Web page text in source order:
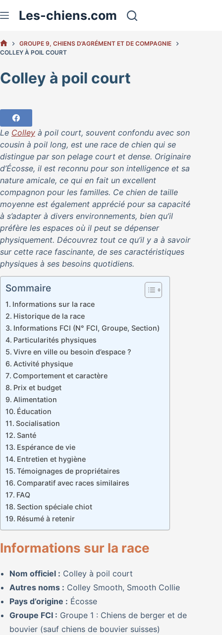
au
Les-chiens.com
ACCUEIL
GROUPE 9, CHIENS D’AGRÉMENT ET DE COMPAGNIE
COLLEY À POIL COURT
Colley à poil court
Le Colley à poil court, souvent confondu avec son
cousin à poil long, est une race de chien qui se
distingue par son pelage court et dense. Originaire
d’Écosse, il est reconnu pour son intelligence et sa
nature amicale, ce qui en fait un excellent
compagnon pour les familles. Ce chien de taille
moyenne est également apprécié pour sa capacité
à s’adapter à divers environnements, bien qu’il
préfère les espaces où il peut se dépenser
physiquement. Découvrez tout ce qu’il y a à savoir
sur cette race fascinante, de ses caractéristiques
physiques à ses besoins quotidiens.
Sommaire
Informations sur la race
Historique de la race
Informations FCI (N° FCI, Groupe, Section)
Particularités physiques
Vivre en ville ou besoin d’espace ?
Activité physique
Comportement et caractère
Prix et budget
Alimentation
Éducation
Socialisation
Santé
Espérance de vie
Entretien et hygiène
Témoignages de propriétaires
Comparatif avec races similaires
FAQ
Section spéciale chiot
Résumé à retenir
Informations sur la race
Nom officiel : Colley à poil court
Autres noms : Colley Smooth, Smooth Collie
Pays d’origine : Écosse
Groupe FCI : Groupe 1 : Chiens de berger et de
bouvier (sauf chiens de bouvier suisses)